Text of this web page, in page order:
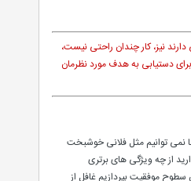
نیز، کار چندان راحتی نیست،
دستیابی به هدف مورد نظرمان
نمی توانیم مثل فلانی خوشبخت
از چه ویژگی های برتری
سطوح موفقیت بپردازیم غافل از